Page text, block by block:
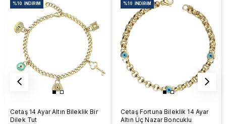
Cetaş 14 Ayar Altın Bileklik Bir
Dilek Tut
%10 İNDIRIM
Cetaş Fortuna Bileklik 14 Ayar
Altın Üç Nazar Boncuklu
%10 İNDIRIM